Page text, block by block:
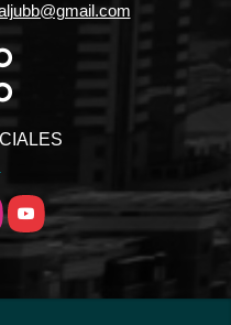
YouTube